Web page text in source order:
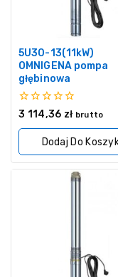
5U30-13(11kW)
OMNIGENA pompa
głębinowa
0
5
3 114,36 zł brutto
Dodaj Do